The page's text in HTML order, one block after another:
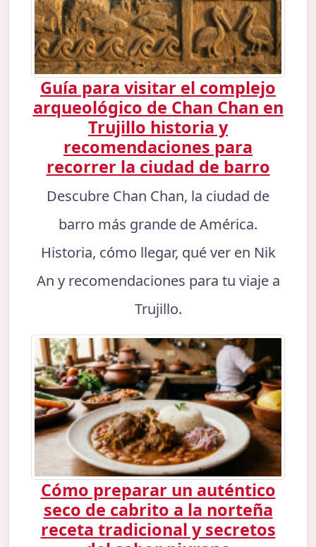
Guía para visitar el complejo
arqueológico de Chan Chan en
Trujillo historia y
recomendaciones para
recorrer la ciudad de barro
Descubre Chan Chan, la ciudad de
barro más grande de América.
Historia, cómo llegar, qué ver en Nik
An y recomendaciones para tu viaje a
Trujillo.
Cómo preparar un auténtico
seco de cabrito a la norteña
receta tradicional y secretos